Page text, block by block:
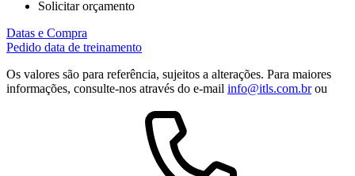
Solicitar orçamento
Datas e Compra
Pedido data de treinamento
Os valores são para referência, sujeitos a alterações. Para maiores
informações, consulte-nos através do e-mail info@itls.com.brou